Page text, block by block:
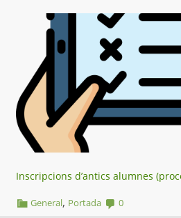
Inscripcions d’antics alumnes
General, Portada 0